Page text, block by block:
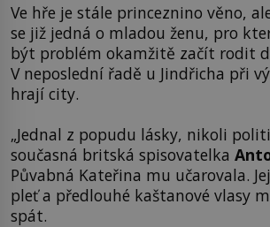
Ve hře je stále princeznino věno,
se již jedná o mladou ženu, pro
být problém okamžitě začít rodit
V neposlední řadě u Jindřicha při
hrají city.
„Jednal z popudu lásky, nikoli
současná britská spisovatelka
Půvabná Kateřina mu učarovala.
pleť a předlouhé kaštanové vlasy
spát.